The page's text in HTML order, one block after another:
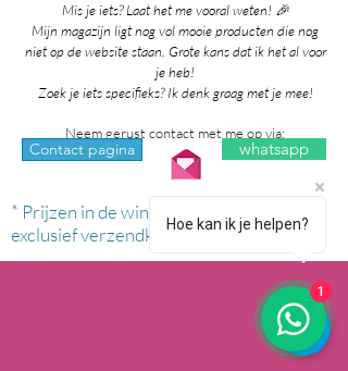
Mis je iets? Laat het me vooral weten! 🎉
Mijn magazijn ligt nog vol mooie producten die nog
niet op de website staan. Grote kans dat ik het al voor
je heb!
Zoek je iets specifieks? Ik denk graag met je mee!
Neem gerust contact met me op via:
Contact pagina whatsapp
* Prijzen in de winkel zijn inclusief btw en
exclusief verzendkosten.Hoe kan ik je helpen?
1